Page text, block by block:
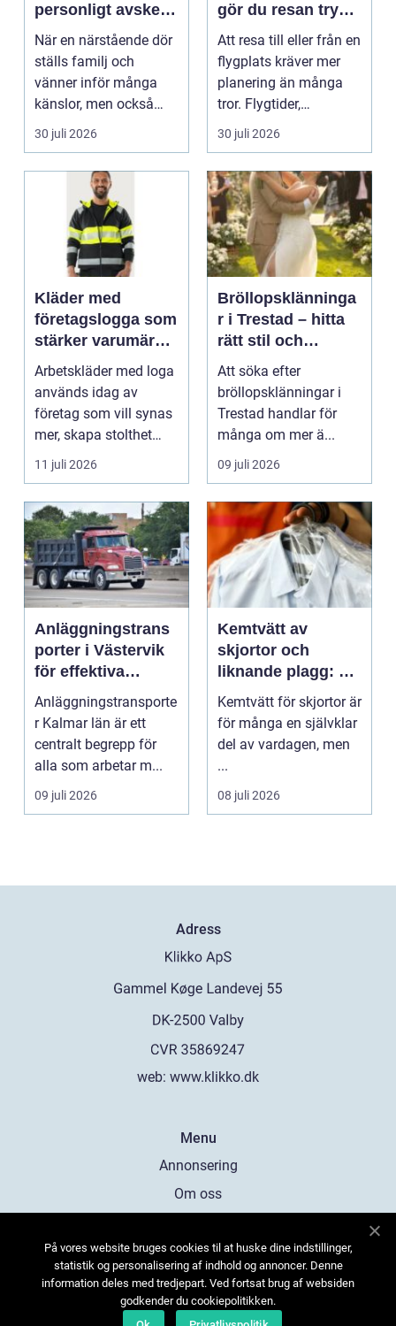
personligt avsked
formas
När en närstående dör
ställs familj och
vänner inför många
känslor, men också
praktiska beslut. En b...
30 juli 2026
gör du resan trygg
och smidig
Att resa till eller från en
flygplats kräver mer
planering än många
tror. Flygtider,
packning, säker...
30 juli 2026
Kläder med
företagslogga som
stärker varumärket
varje dag
Arbetskläder med loga
används idag av
företag som vill synas
mer, skapa stolthet
inte...
11 juli 2026
Bröllopsklänninga
r i Trestad – hitta
rätt stil och
passform inför den
stora dagen
Att söka efter
bröllopsklänningar i
Trestad handlar för
många om mer ä...
09 juli 2026
Anläggningstrans
porter i Västervik
för effektiva
byggprojekt
Anläggningstransporte
r Kalmar län är ett
centralt begrepp för
alla som arbetar m...
09 juli 2026
Kemtvätt av
skjortor och
liknande plagg: Så
fungerar
professionell
klädvård i
Kemtvätt för skjortor är
för många en självklar
del av vardagen, men
...
08 juli 2026
Adress
web: www.klikko.dk
Menu
Annonsering
Om oss
Kontakta oss
Sitemap
På vores website bruges cookies til at huske dine indstillinger,
statistik og personalisering af indhold og annoncer. Denne
information deles med tredjepart. Ved fortsat brug af websiden
godkender du cookiepolitikken.